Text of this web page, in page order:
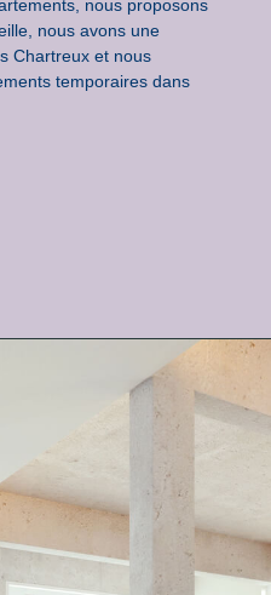
nous proposons
nous avons une
Chartreux et nous
temporaires dans